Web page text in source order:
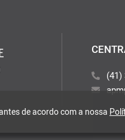
(41)
de acordo com a nossa